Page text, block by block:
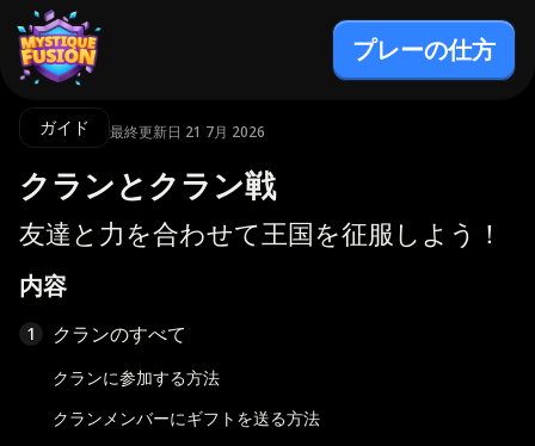
プレーの仕方
ガイド 最終更新日 21 7月 2026
クランとクラン戦
友達と力を合わせて王国を征服しよう！
内容
1 クランのすべて
クランに参加する方法
クランメンバーにギフトを送る方法